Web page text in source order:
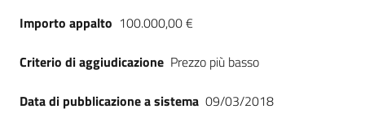
Importo appalto 100.000,00 €
Criterio di aggiudicazione Prezzo più basso
Data di pubblicazione a sistema 09/03/2018